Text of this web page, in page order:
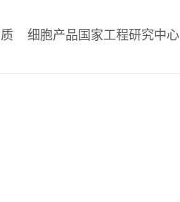
细胞产品国家工程研究中心